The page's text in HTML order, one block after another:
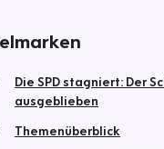
Die SPD stagniert: Der
ausgeblieben
Themenüberblick